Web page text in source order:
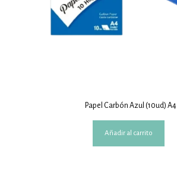
Papel Carbón Azul (10ud) A4
Añadir al carrito